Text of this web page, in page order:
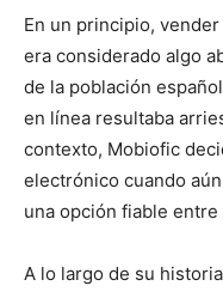
En un principio,
era considerado algo
de la población
en línea resultaba
contexto, Mobiofic
electrónico cuando
una opción fiable
A lo largo de su